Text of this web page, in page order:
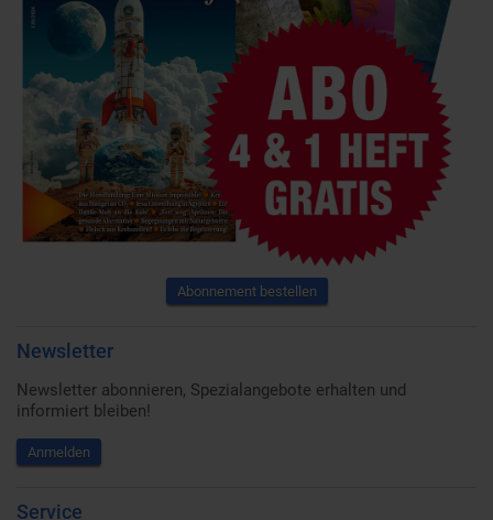
Abonnement bestellen
Newsletter
Newsletter abonnieren, Spezialangebote erhalten und
informiert bleiben!
Anmelden
Service